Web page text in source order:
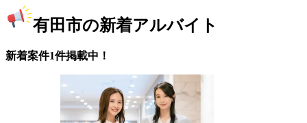
有田市の新着アルバイト
新着案件1件掲載中！